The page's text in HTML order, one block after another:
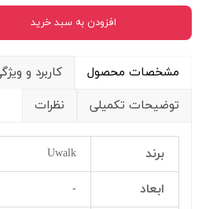
افزودن به سبد خرید
مشخصات محصول
کاربرد و
توضیحات تکمیلی
نظرات
برند Uwalk
ابعاد -